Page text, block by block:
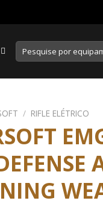
Pesquisar
por:
/ RIFLE ELÉTRICO